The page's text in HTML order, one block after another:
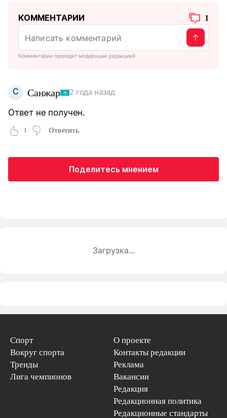
КОММЕНТАРИИ 1
Комментарии проходят модерацию редакцией
С Санжар 2 года назад
Ответ не получен.
1 Ответить
Поделитесь мнением
Загрузка...
Спорт
Вокруг спорта
Тренды
Лига чемпионов
О проекте
Контакты редакции
Реклама
Вакансии
Редакция
Редакционная политика
Редакционные стандарты